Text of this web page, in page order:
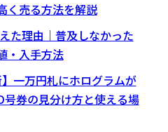
く売る方法を解説
た理由｜普及しなかった
・入手方法
】一万円札にホログラムが
号券の見分け方と使える場